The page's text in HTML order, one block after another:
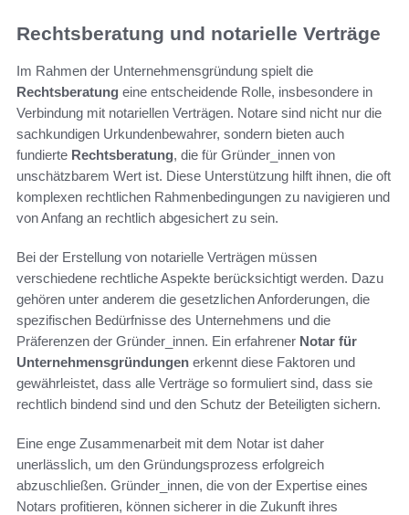
Rechtsberatung und notarielle Verträge
Im Rahmen der Unternehmensgründung spielt die
Rechtsberatung eine entscheidende Rolle, insbesondere in
Verbindung mit notariellen Verträgen. Notare sind nicht nur die
sachkundigen Urkundenbewahrer, sondern bieten auch
fundierte Rechtsberatung, die für Gründer_innen von
unschätzbarem Wert ist. Diese Unterstützung hilft ihnen, die oft
komplexen rechtlichen Rahmenbedingungen zu navigieren und
von Anfang an rechtlich abgesichert zu sein.
Bei der Erstellung von notarielle Verträgen müssen
verschiedene rechtliche Aspekte berücksichtigt werden. Dazu
gehören unter anderem die gesetzlichen Anforderungen, die
spezifischen Bedürfnisse des Unternehmens und die
Präferenzen der Gründer_innen. Ein erfahrener Notar für
Unternehmensgründungen erkennt diese Faktoren und
gewährleistet, dass alle Verträge so formuliert sind, dass sie
rechtlich bindend sind und den Schutz der Beteiligten sichern.
Eine enge Zusammenarbeit mit dem Notar ist daher
unerlässlich, um den Gründungsprozess erfolgreich
abzuschließen. Gründer_innen, die von der Expertise eines
Notars profitieren, können sicherer in die Zukunft ihres